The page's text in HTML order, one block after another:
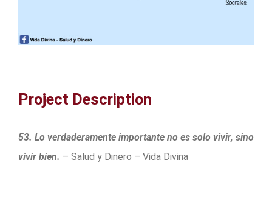
Project Description
53. Lo verdaderamente importante no es solo vivir, sino
vivir bien. – Salud y Dinero – Vida Divina